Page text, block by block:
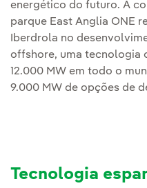
energético do futuro. A
parque East Anglia ONE
Iberdrola no
offshore, uma tecnologia
12.000 MW em todo o
9.000 MW de opções de
Tecnologia